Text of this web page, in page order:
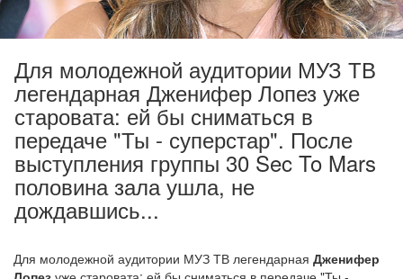
Для молодежной аудитории МУЗ ТВ
легендарная Дженифер Лопез уже
старовата: ей бы сниматься в
передаче "Ты - суперстар". После
выступления группы 30 Sec To Mars
половина зала ушла, не
дождавшись...
Для молодежной аудитории МУЗ ТВ легендарная Дженифер